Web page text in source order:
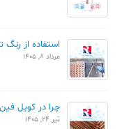
استفاده از رنگ
مرداد 8, 1405
چرا در کویل
تیر 24, 1405